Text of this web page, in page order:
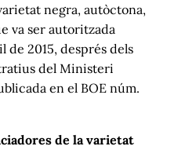
negra, autòctona,
va ser autoritzada
de 2015, després dels
del Ministeri
en el BOE núm.
de la varietat